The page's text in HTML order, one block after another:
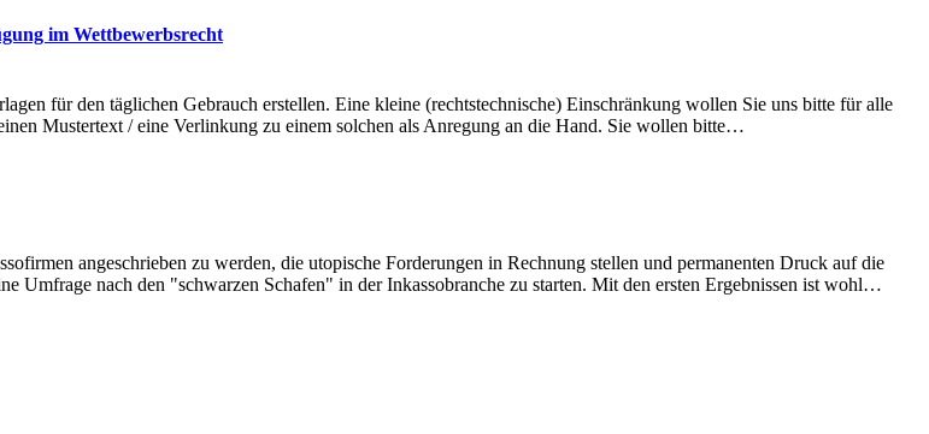
im Wettbewerbsrecht
für den täglichen Gebrauch erstellen. Eine kleine (rechtstechnische) Einschränkung wollen Sie uns bitte für alle
Mustertext / eine Verlinkung zu einem solchen als Anregung an die Hand. Sie wollen bitte…
angeschrieben zu werden, die utopische Forderungen in Rechnung stellen und permanenten Druck auf die
Umfrage nach den "schwarzen Schafen" in der Inkassobranche zu starten. Mit den ersten Ergebnissen ist wohl…